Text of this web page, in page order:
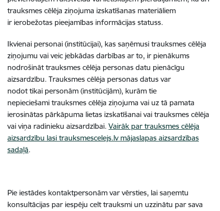
trauksmes cēlēja ziņojuma izskatīšanas materiāliem
ir ierobežotas pieejamības informācijas statuss.
Ikvienai personai (institūcijai), kas saņēmusi trauksmes cēlēja
ziņojumu vai veic jebkādas darbības ar to, ir pienākums
nodrošināt trauksmes cēlēja personas datu pienācīgu
aizsardzību. Trauksmes cēlēja personas datus var
nodot tikai personām (institūcijām), kurām tie
nepieciešami trauksmes cēlēja ziņojuma vai uz tā pamata
ierosinātas pārkāpuma lietas izskatīšanai vai trauksmes cēlēja
vai viņa radinieku aizsardzībai. Vairāk par trauksmes cēlēja
aizsardzību lasi trauksmescelejs.lv mājaslapas aizsardzības
sadaļā.
Pie iestādes kontaktpersonām var vērsties, lai saņemtu
konsultācijas par iespēju celt trauksmi un uzzinātu par sava